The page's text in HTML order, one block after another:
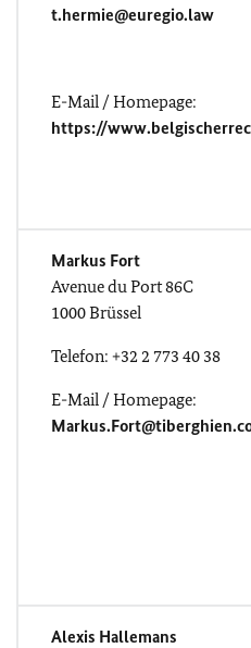
t.hermie@euregio.law
E-Mail / Homepage:
https://
Markus Fort
Avenue du Port 86C
1000 Brüssel
Telefon: +32 2 773 40 38
E-Mail / Homepage:
Alexis Hallemans